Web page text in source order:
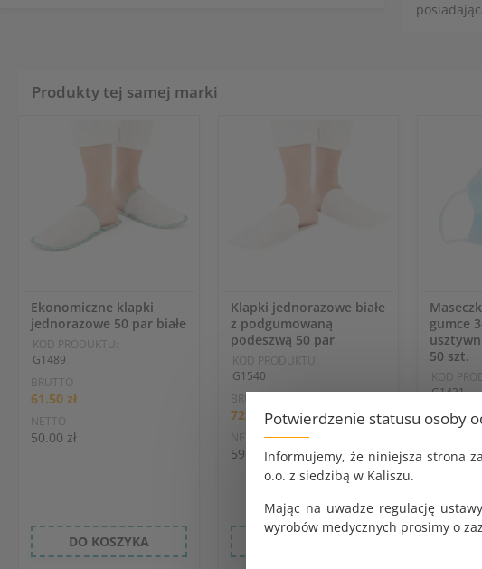
Potwierdzenie statusu osoby
Informujemy, że niniejsza strona
o.o. z siedzibą w Kaliszu.
Mając na uwadze regulację
wyrobów medycznych prosimy o
Produkty tej samej marki
Ekonomiczne klapki
jednorazowe 50 par białe
KOD PRODUKTU:
G1489
BRUTTO
61.50 zł
NETTO
50.00 zł
DO KOSZYKA
Klapki jednorazowe białe
z podgumowaną
podeszwą 50 par
KOD PRODUKTU:
G1540
BRUTTO
72.87 zł
NETTO
59.24 zł
gumce
50 szt.
KOD
G1431
BRUTTO
10.26 zł
NETTO